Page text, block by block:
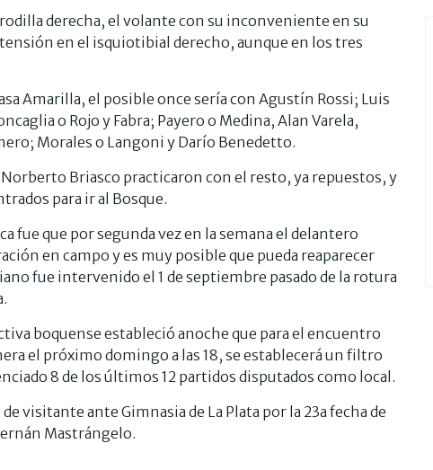
derecha, el volante con su inconveniente en su
en el isquiotibial derecho, aunque en los tres
Amarilla, el posible once sería con Agustín Rossi; Luis
o Rojo y Fabra; Payero o Medina, Alan Varela,
Morales o Langoni y Darío Benedetto.
Briasco practicaron con el resto, ya repuestos, y
para ir al Bosque.
fue que por segunda vez en la semana el delantero
en campo y es muy posible que pueda reaparecer
fue intervenido el 1 de septiembre pasado de la rotura
boquense estableció anoche que para el encuentro
el próximo domingo a las 18, se establecerá un filtro
8 de los últimos 12 partidos disputados como local.
visitante ante Gimnasia de La Plata por la 23a fecha de
Mastrángelo.